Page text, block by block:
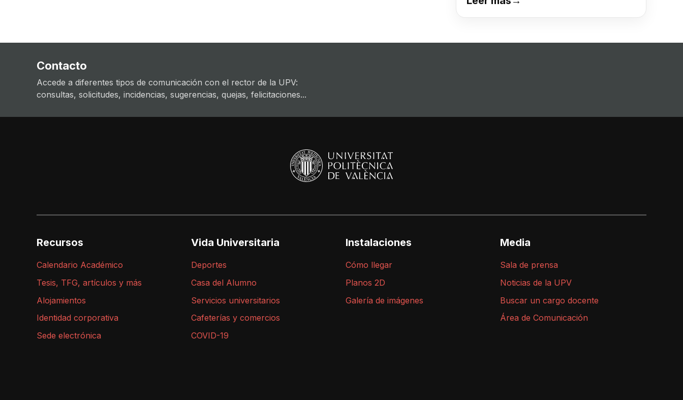
Contacto
Accede a diferentes tipos de comunicación con el rector de la UPV:
consultas, solicitudes, incidencias, sugerencias, quejas, felicitaciones...
Recursos
Calendario Académico
Tesis, TFG, artículos y más
Alojamientos
Identidad corporativa
Sede electrónica
Vida Universitaria
Deportes
Casa del Alumno
Servicios universitarios
Cafeterías y comercios
COVID-19
Instalaciones
Cómo llegar
Planos 2D
Galería de imágenes
Media
Sala de prensa
Noticias de la UPV
Buscar un cargo docente
Área de Comunicación